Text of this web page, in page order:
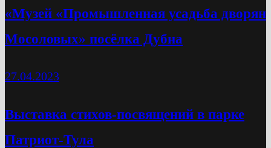
«Музей «Промышленная усадьба дворян
Мосоловых» посёлка Дубна
27.04.2023
Выставка стихов-посвящений в парке
Патриот-Тула